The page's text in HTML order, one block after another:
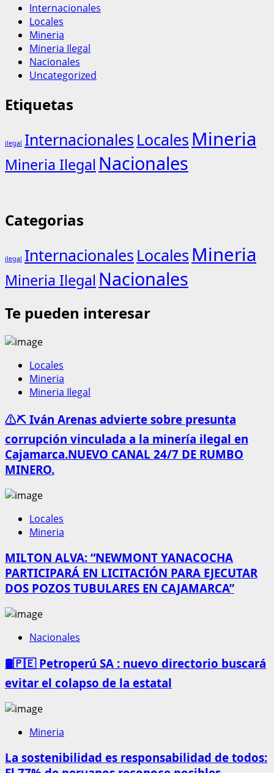
Internacionales
Locales
Mineria
Mineria Ilegal
Nacionales
Uncategorized
Etiquetas
ilegal Internacionales Locales Mineria
Mineria Ilegal Nacionales
Categorias
ilegal Internacionales Locales Mineria
Mineria Ilegal Nacionales
Te pueden interesar
Locales
Mineria
Mineria Ilegal
⚠️⛏️ Iván Arenas advierte sobre presunta
corrupción vinculada a la minería ilegal en
Cajamarca.NUEVO CANAL 24/7 DE RUMBO
MINERO.
Locales
Mineria
MILTON ALVA: “NEWMONT YANACOCHA
PARTICIPARÁ EN LICITACIÓN PARA EJECUTAR
DOS POZOS TUBULARES EN CAJAMARCA”
Nacionales
🛢️🇵🇪 Petroperú SA : nuevo directorio buscará
evitar el colapso de la estatal
Mineria
La sostenibilidad es responsabilidad de todos: